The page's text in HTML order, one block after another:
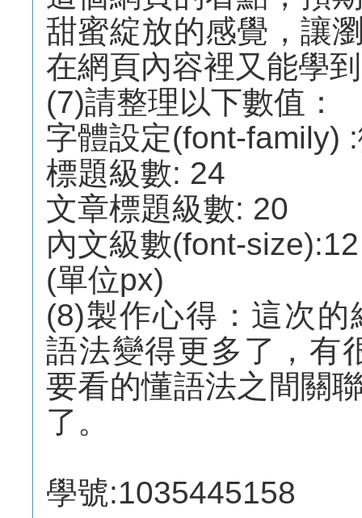
甜蜜綻放的感覺，讓
在網頁內容裡又能學
(7)請整理以下數值：
字體設定(font-family)
標題級數: 24
文章標題級數: 20
內文級數(font-size):12
(單位px)
(8)製作心得：這次
語法變得更多了，有
要看的懂語法之間關
了。
學號:1035445158